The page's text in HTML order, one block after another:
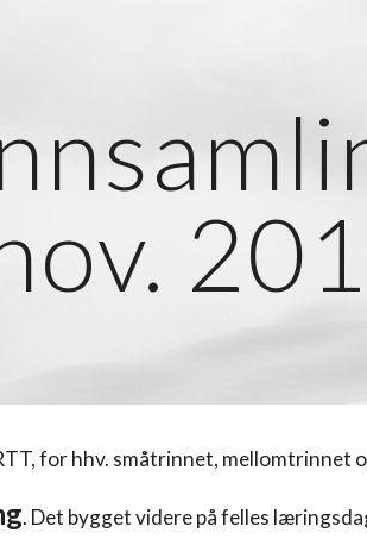
for hhv. småtrinnet, mellomtrinnet
. Det bygget videre på felles